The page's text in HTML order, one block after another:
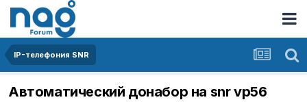
IP-телефония SNR
Автоматический донабор на snr vp56